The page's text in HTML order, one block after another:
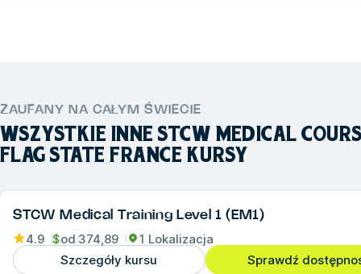
ZAUFANY NA CAŁYM ŚWIECIE
WSZYSTKIE INNESTCW MEDICAL
FLAG STATE FRANCE KURSY
STCW Medical Training Level 1 (EM1)
4.9 $od 374,89
1 Lokalizacja
Szczegóły kursu
Sprawdź